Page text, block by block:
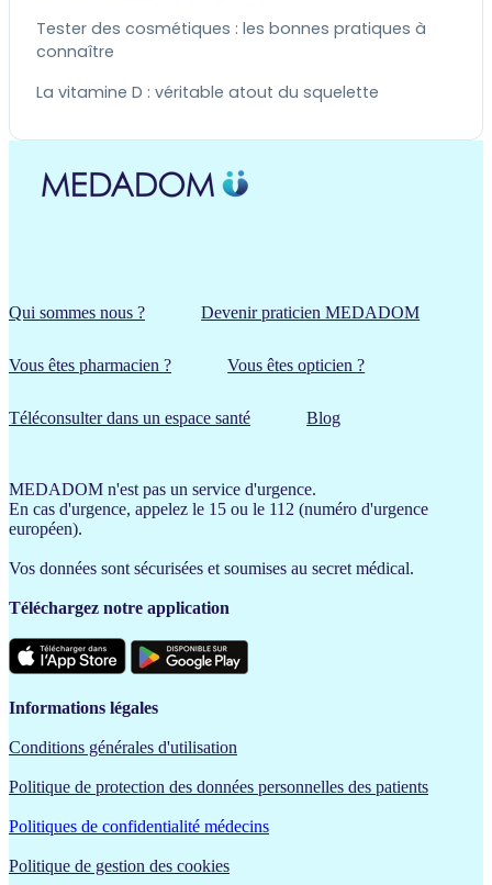
Tester des cosmétiques : les bonnes pratiques à
connaître
La vitamine D : véritable atout du squelette
Qui sommes nous ? Devenir praticien MEDADOM
Vous êtes pharmacien ? Vous êtes opticien ?
Téléconsulter dans un espace santé Blog
MEDADOM n'est pas un service d'urgence.
En cas d'urgence, appelez le 15 ou le 112 (numéro d'urgence
européen).
Vos données sont sécurisées et soumises au secret médical.
Téléchargez notre application
Informations légales
Conditions générales d'utilisation
Politique de protection des données personnelles des patients
Politiques de confidentialité médecins
Politique de gestion des cookies